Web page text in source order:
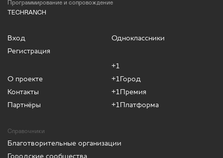
Программирование и сопровождение
TECHRANCH
Вход
Регистрация
О проекте
Контакты
Партнёры
Одноклассники
+1
+1Город
+1Премия
+1Платформа
Справочники
Благотворительные организации
Городские сообщества